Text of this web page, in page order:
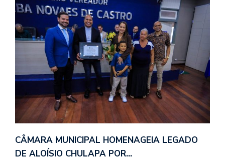
CÂMARA MUNICIPAL HOMENAGEIA LEGADO
DE ALOÍSIO CHULAPA POR…